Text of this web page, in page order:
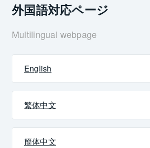
外国語対応ページ
Multilingual webpage
English
繁体中文
簡体中文